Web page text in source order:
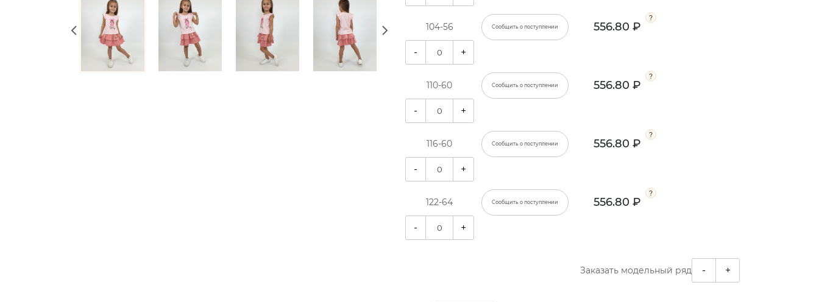
104-56 Сообщить о поступлении 556.80 ₽
- +
110-60 Сообщить о поступлении 556.80 ₽
- +
116-60 Сообщить о поступлении 556.80 ₽
- +
122-64 Сообщить о поступлении 556.80 ₽
- +
Заказать модельный ряд - +